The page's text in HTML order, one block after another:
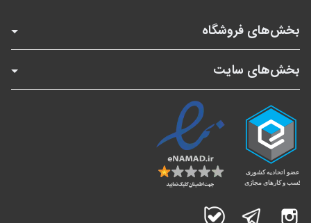
بخش‌های فروشگاه
بخش‌های سایت
اینستاگرام تلگرام